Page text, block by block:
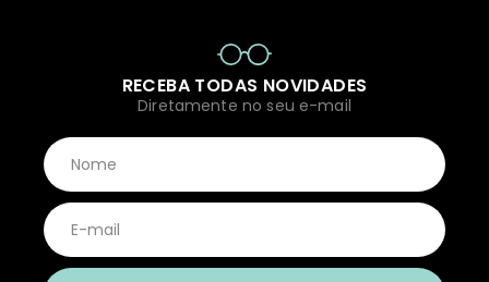
RECEBA TODAS NOVIDADES
Diretamente no seu e-mail